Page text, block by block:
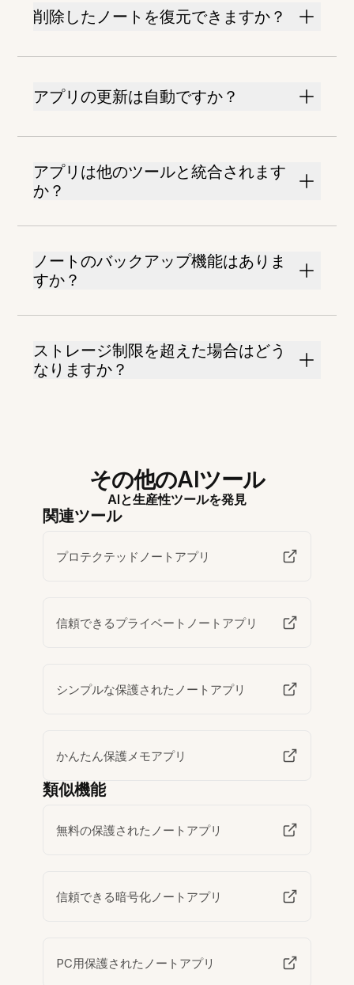
削除したノートを復元できますか？
アプリの更新は自動ですか？
アプリは他のツールと統合されます
か？
ノートのバックアップ機能はありま
すか？
ストレージ制限を超えた場合はどう
なりますか？
その他のAIツール
AIと生産性ツールを発見
関連ツール
プロテクテッドノートアプリ
信頼できるプライベートノートアプリ
シンプルな保護されたノートアプリ
かんたん保護メモアプリ
類似機能
無料の保護されたノートアプリ
信頼できる暗号化ノートアプリ
PC用保護されたノートアプリ